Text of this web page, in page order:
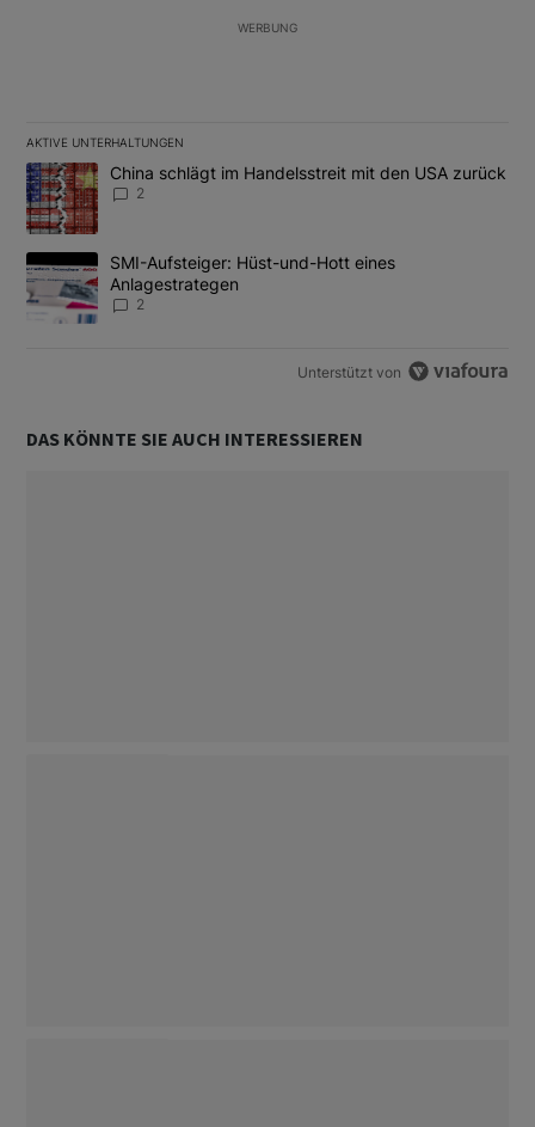
WERBUNG
AKTIVE UNTERHALTUNGEN
Das Folgende ist eine Liste der am meisten kommentierten
Ein Trendartikel mit dem Titel "China schlägt im Handelsstreit
China schlägt im Handelsstreit mit den USA zurück
2
Ein Trendartikel mit dem Titel "SMI-Aufsteiger: Hüst-und-Hott
SMI-Aufsteiger: Hüst-und-Hott eines
Anlagestrategen
2
Unterstützt von
DAS KÖNNTE SIE AUCH INTERESSIEREN